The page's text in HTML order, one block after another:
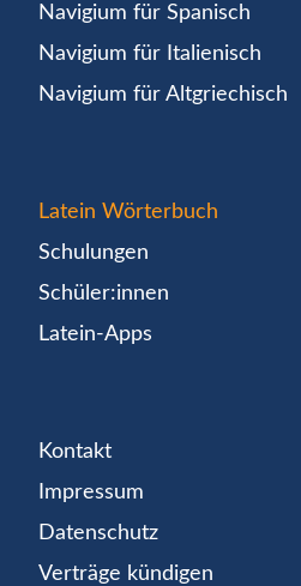
Navigium für Spanisch
Navigium für Italienisch
Navigium für Altgriechisch
Latein Wörterbuch
Schulungen
Schüler:innen
Latein-Apps
Kontakt
Impressum
Datenschutz
Verträge kündigen